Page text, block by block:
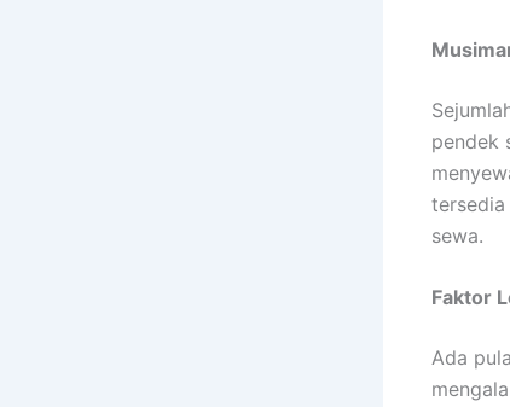
pendek
tersedia
sewa.
Faktor
Ada